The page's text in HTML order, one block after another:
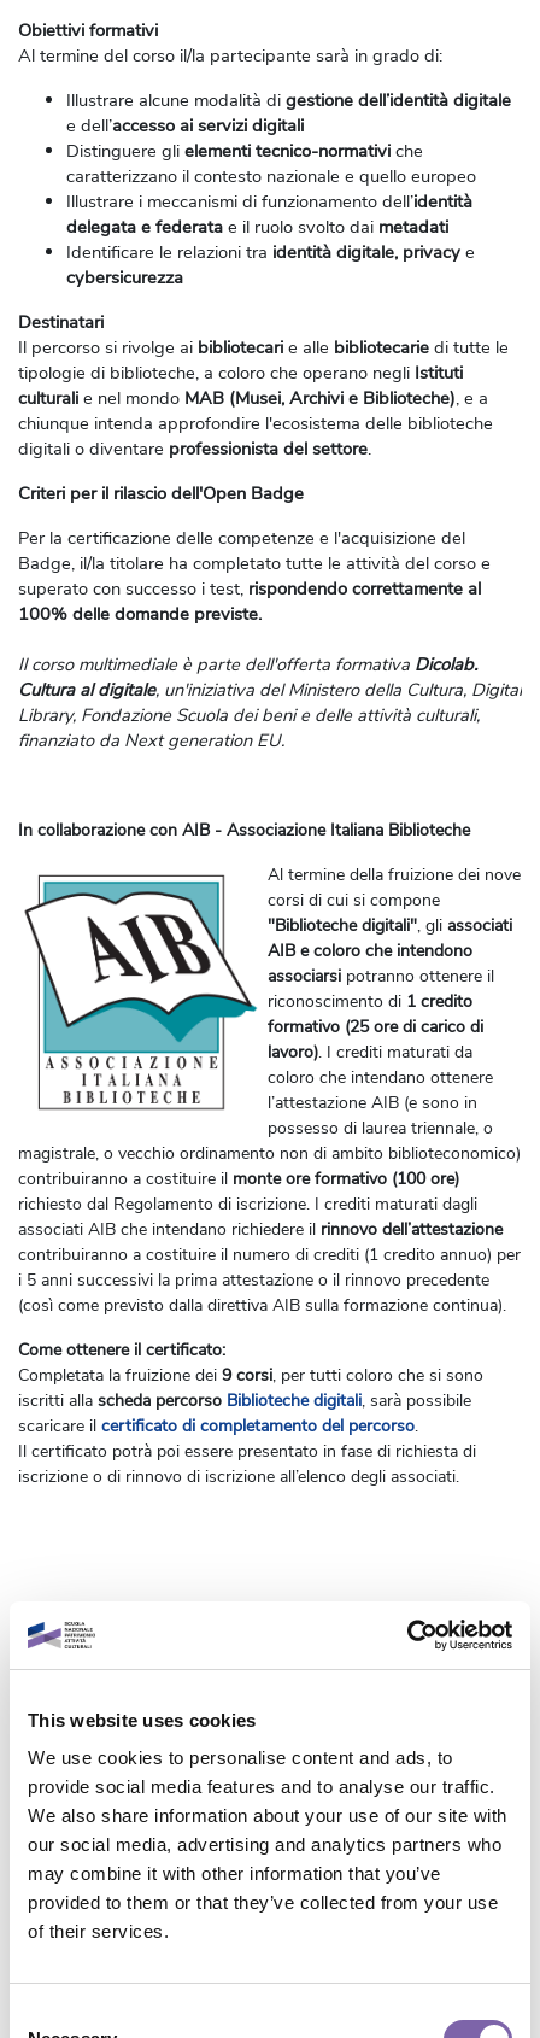
This website uses cookies
We use cookies to personalise content and ads, to
provide social media features and to analyse our traffic.
We also share information about your use of our site with
our social media, advertising and analytics partners who
may combine it with other information that you’ve
provided to them or that they’ve collected from your use
of their services.
Obiettivi formativi
Al termine del corso il/la partecipante sarà in grado di:
Illustrare alcune modalità di gestione dell’identità digitale
e dell’accesso ai servizi digitali
Distinguere gli elementi tecnico-normativi che
caratterizzano il contesto nazionale e quello europeo
Illustrare i meccanismi di funzionamento dell’identità
delegata e federata e il ruolo svolto dai metadati
Identificare le relazioni tra identità digitale, privacy e
cybersicurezza
Destinatari
Il percorso si rivolge ai bibliotecari e alle bibliotecarie di tutte le
tipologie di biblioteche, a coloro che operano negli Istituti
culturali e nel mondo MAB (Musei, Archivi e Biblioteche), e a
chiunque intenda approfondire l'ecosistema delle biblioteche
digitali o diventare professionista del settore.
Criteri per il rilascio dell'Open Badge
Per la certificazione delle competenze e l'acquisizione del
Badge, il/la titolare ha completato tutte le attività del corso e
superato con successo i test, rispondendo correttamente al
100% delle domande previste.
Il corso multimediale è parte dell'offerta formativa Dicolab.
Cultura al digitale, un'iniziativa del Ministero della Cultura, Digital
Library, Fondazione Scuola dei beni e delle attività culturali,
finanziato da Next generation EU.
In collaborazione con AIB - Associazione Italiana Biblioteche
Al termine della fruizione dei nove
corsi di cui si compone
"Biblioteche digitali", gli associati
AIB e coloro che intendono
associarsi potranno ottenere il
riconoscimento di 1 credito
formativo (25 ore di carico di
lavoro). I crediti maturati da
coloro che intendano ottenere
l’attestazione AIB (e sono in
possesso di laurea triennale, o
magistrale, o vecchio ordinamento non di ambito biblioteconomico)
contribuiranno a costituire il monte ore formativo (100 ore)
richiesto dal Regolamento di iscrizione. I crediti maturati dagli
associati AIB che intendano richiedere il rinnovo dell’attestazione
contribuiranno a costituire il numero di crediti (1 credito annuo) per
i 5 anni successivi la prima attestazione o il rinnovo precedente
(così come previsto dalla direttiva AIB sulla formazione continua).
Come ottenere il certificato:
Completata la fruizione dei 9 corsi, per tutti coloro che si sono
iscritti alla scheda percorso Biblioteche digitali, sarà possibile
scaricare il certificato di completamento del percorso.
Il certificato potrà poi essere presentato in fase di richiesta di
iscrizione o di rinnovo di iscrizione all’elenco degli associati.
1 percorso collegato
Questo corso è parte di 1 percorso :
Biblioteche digitali
Informazioni generali